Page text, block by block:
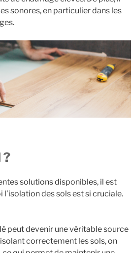
sonores, en particulier dans les
?
solutions disponibles, il est
des sols est si cruciale.
peut devenir une véritable source
correctement les sols, on